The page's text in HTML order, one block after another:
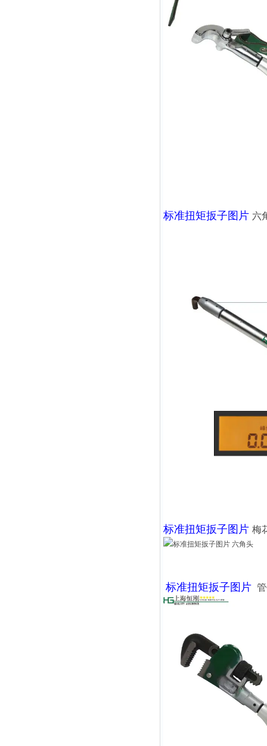
标准扭矩扳子图片 六
标准扭矩扳子图片 梅
标准扭矩扳子图片